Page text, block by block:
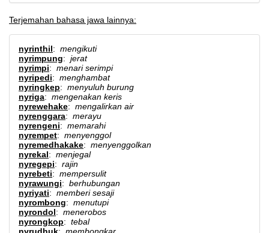
Terjemahan bahasa jawa lainnya:
nyrinthil: mengikuti
nyrimpung: jerat
nyrimpi: menari serimpi
nyripedi: menghambat
nyringkep: menyuluh burung
nyriga: mengenakan keris
nyrewehake: mengalirkan air
nyrenggara: merayu
nyrengeni: memarahi
nyrempet: menyenggol
nyremedhakake: menyenggolkan
nyrekal: menjegal
nyregepi: rajin
nyrebeti: mempersulit
nyrawungi: berhubungan
nyriyati: memberi sesaji
nyrombong: menutupi
nyrondol: menerobos
nyrongkop: tebal